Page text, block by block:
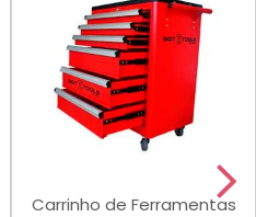
Carrinho de Ferramentas